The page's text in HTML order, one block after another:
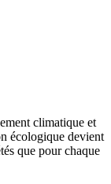
climatique et
écologique devient
que pour chaque